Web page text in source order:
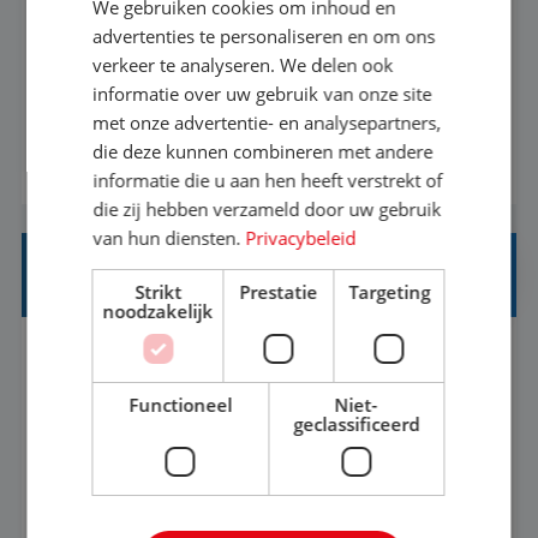
Met jouw ervaring in de reisbranche of
achtergrond in toerisme ben je klaar voor de
volgende stap. Vanaf je stoel reis je de hele
wereld over en speel je moeiteloos in op de
wensen van je team, je klant en wat er in de
reiswereld gebeurt. Met je enthousiasme weet je
klanten te overtuigen om die droomreis te
boeken! ...
BEKIJK VACATURE
REISADVISEUR ALLROUND
Aalsmeer, Noord-Holland, Nederland
33-36 uur
MBO
Een vakantie plannen is het leukste dat er is. Of
het nu voor jezelf is, of voor een ander: jij vindt
We gebruiken cookies om inhoud en
advertenties te personaliseren en om ons
verkeer te analyseren. We delen ook
informatie over uw gebruik van onze site
met onze advertentie- en analysepartners,
die deze kunnen combineren met andere
informatie die u aan hen heeft verstrekt of
die zij hebben verzameld door uw gebruik
van hun diensten. Privacybeleid
Strikt
noodzakelijk
Prestatie Targeting
Functioneel
Niet-
geclassificeerd